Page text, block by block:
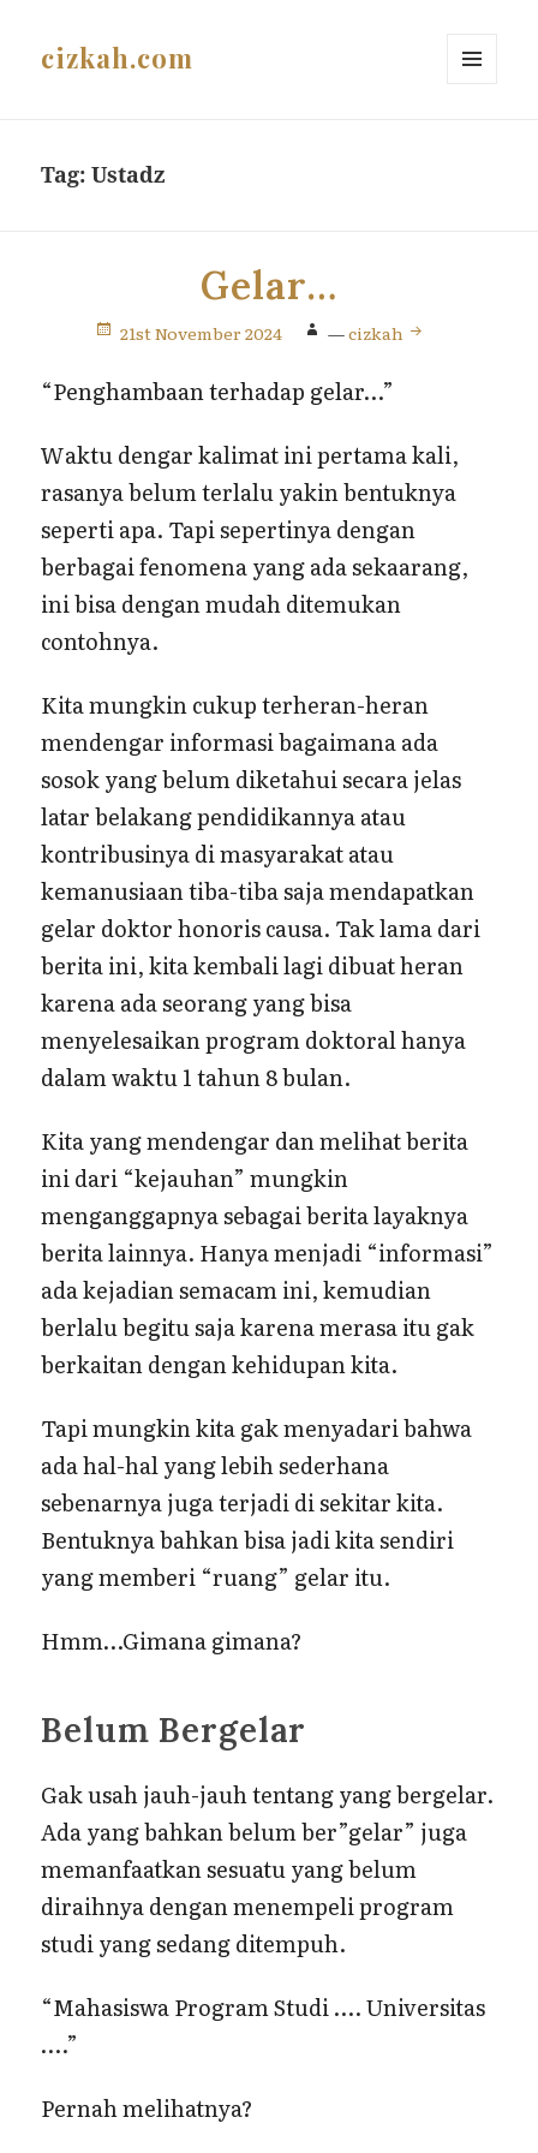
cizkah.com
Tag:Ustadz
Gelar…
21st November 2024 —cizkah
“Penghambaan terhadap gelar…”
Waktu dengar kalimat ini pertama kali,
rasanya belum terlalu yakin bentuknya
seperti apa. Tapi sepertinya dengan
berbagai fenomena yang ada sekaarang,
ini bisa dengan mudah ditemukan
contohnya.
Kita mungkin cukup terheran-heran
mendengar informasi bagaimana ada
sosok yang belum diketahui secara jelas
latar belakang pendidikannya atau
kontribusinya di masyarakat atau
kemanusiaan tiba-tiba saja mendapatkan
gelar doktor honoris causa. Tak lama dari
berita ini, kita kembali lagi dibuat heran
karena ada seorang yang bisa
menyelesaikan program doktoral hanya
dalam waktu 1 tahun 8 bulan.
Kita yang mendengar dan melihat berita
ini dari “kejauhan” mungkin
menganggapnya sebagai berita layaknya
berita lainnya. Hanya menjadi “informasi”
ada kejadian semacam ini, kemudian
berlalu begitu saja karena merasa itu gak
berkaitan dengan kehidupan kita.
Tapi mungkin kita gak menyadari bahwa
ada hal-hal yang lebih sederhana
sebenarnya juga terjadi di sekitar kita.
Bentuknya bahkan bisa jadi kita sendiri
yang memberi “ruang” gelar itu.
Hmm…Gimana gimana?
Belum Bergelar
Gak usah jauh-jauh tentang yang bergelar.
Ada yang bahkan belum ber”gelar” juga
memanfaatkan sesuatu yang belum
diraihnya dengan menempeli program
studi yang sedang ditempuh.
“Mahasiswa Program Studi …. Universitas
….”
Pernah melihatnya?